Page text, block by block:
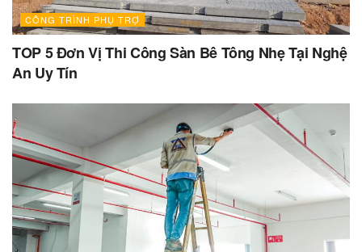
CÔNG TRÌNH PHỤ TRỢ
TOP 5 Đơn Vị Thi Công Sàn Bê Tông Nhẹ Tại Nghệ
An Uy Tín